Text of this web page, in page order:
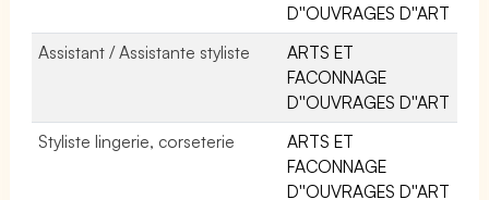
D''OUVRAGES D''ART
Assistant / Assistante styliste
ARTS ET
FACONNAGE
D''OUVRAGES D''ART
Styliste lingerie, corseterie
ARTS ET
FACONNAGE
D''OUVRAGES D''ART